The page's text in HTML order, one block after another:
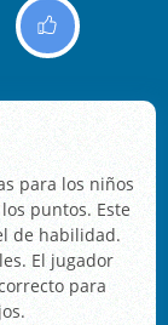
para los niños
puntos. Este
de habilidad.
El jugador
para